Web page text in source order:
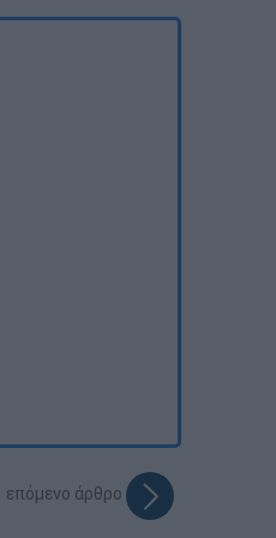
επόμενο άρθρο